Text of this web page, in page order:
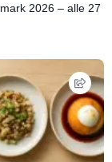
2026 – alle 27